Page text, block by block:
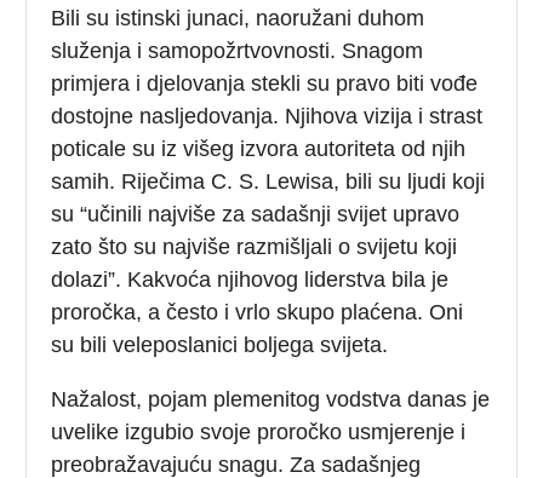
Bili su istinski junaci, naoružani duhom
služenja i samopožrtvovnosti. Snagom
primjera i djelovanja stekli su pravo biti vođe
dostojne nasljedovanja. Njihova vizija i strast
poticale su iz višeg izvora autoriteta od njih
samih. Riječima C. S. Lewisa, bili su ljudi koji
su “učinili najviše za sadašnji svijet upravo
zato što su najviše razmišljali o svijetu koji
dolazi”. Kakvoća njihovog liderstva bila je
proročka, a često i vrlo skupo plaćena. Oni
su bili veleposlanici boljega svijeta.
Nažalost, pojam plemenitog vodstva danas je
uvelike izgubio svoje proročko usmjerenje i
preobražavajuću snagu. Za sadašnjeg